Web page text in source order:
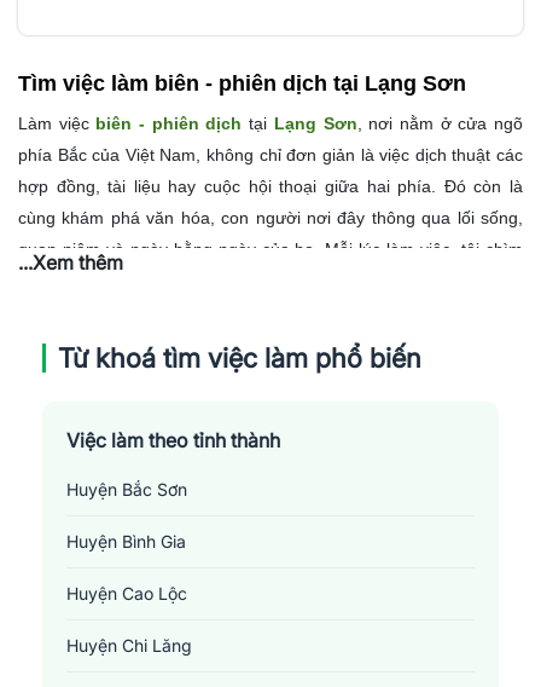
Tìm việc làm biên - phiên dịch tại Lạng Sơn
Làm việc biên - phiên dịch tại Lạng Sơn , nơi nằm ở cửa ngõ
phía Bắc của Việt Nam, không chỉ đơn giản là việc dịch thuật các
hợp đồng, tài liệu hay cuộc hội thoại giữa hai phía. Đó còn là
cùng khám phá văn hóa, con người nơi đây thông qua lối sống,
quan niệm và ngày hằng ngày của họ. Mỗi lúc làm việc, tôi chìm
nghệ thuật diễn đạt của tổng thể. Tôi cực kỳ hào hứng trong mỗi
dự án dịch thuật, bởi với mỗi dự án, tôi lại hiểu rõ hơn về cộng
...Xem thêm
Từ khoá tìm việc làm phổ biến
Việc làm theo tỉnh thành
Huyện Bắc Sơn
Huyện Bình Gia
Huyện Cao Lộc
Huyện Chi Lăng